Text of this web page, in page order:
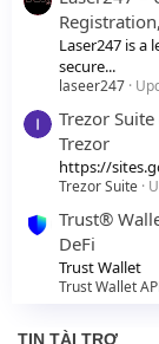
Laser247 is
secure...
laseer247
Trezor
Trezor
https://
Trezor Suite
Trust®
DeFi
Trust Wallet
Trust Wallet